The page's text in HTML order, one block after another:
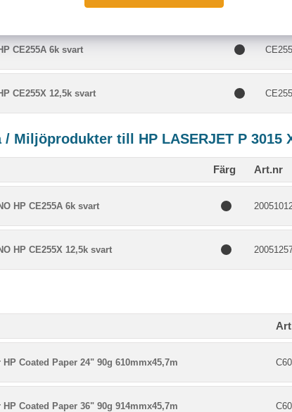
CE255XD 2x12,5k svart 2st/fp
CE255A 6k svart
CE255X 12,5k svart
/ Miljöprodukter till HP LASERJET P 3015
Färg Art.nr
HP CE255A 6k svart
HP CE255X 12,5k svart
HP Coated Paper 24" 90g 610mmx45,7m
HP Coated Paper 36" 90g 914mmx45,7m